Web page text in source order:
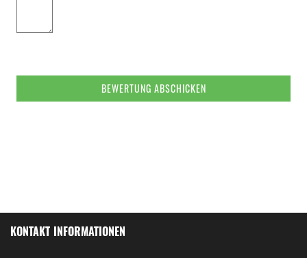
BEWERTUNG ABSCHICKEN
KONTAKT INFORMATIONEN